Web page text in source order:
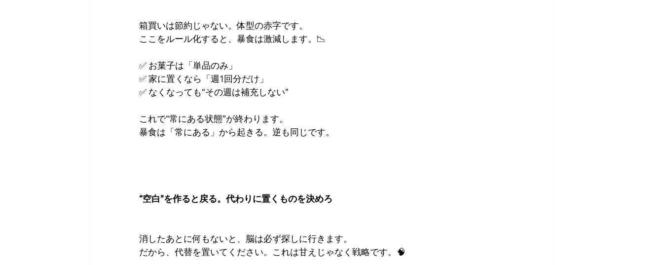
箱買いは節約じゃない。体型の赤字です。
ここをルール化すると、暴食は激減します。📉
✅ お菓子は「単品のみ」
✅ 家に置くなら「週1回分だけ」
✅ なくなっても“その週は補充しない”
これで“常にある状態”が終わります。
暴食は「常にある」から起きる。逆も同じです。
“空白”を作ると戻る。代わりに置くものを決めろ
消したあとに何もないと、脳は必ず探しに行きます。
だから、代替を置いてください。これは甘えじゃなく戦略です。🧠